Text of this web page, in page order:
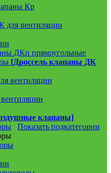
Кр
для вентиляции
ДКп прямоугольные
[Дроссель клапаны ДК
вентиляции
клапаны]
Показать подкатегории